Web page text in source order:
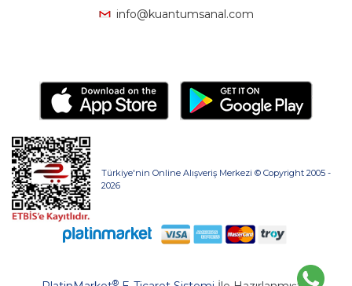
info@kuantumsanal.com
Türkiye'nin Online Alışveriş Merkezi © Copyright 2005 -
2026
®